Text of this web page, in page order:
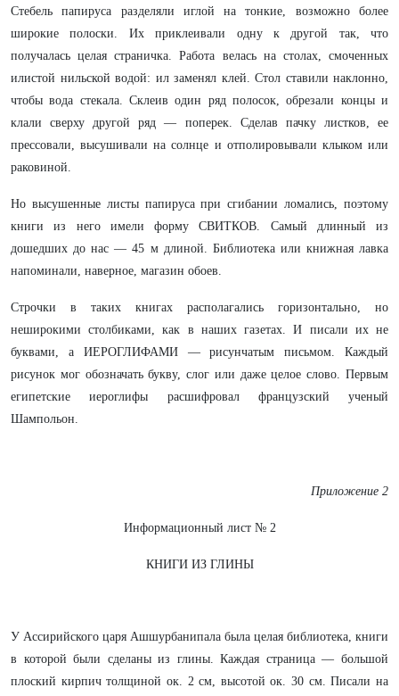
Стебель папируса разделяли иглой на тонкие, возможно более
широкие полоски. Их приклеивали одну к другой так, что
получалась целая страничка. Работа велась на столах, смоченных
илистой нильской водой: ил заменял клей. Стол ставили наклонно,
чтобы вода стекала. Склеив один ряд полосок, обрезали концы и
клали сверху другой ряд — поперек. Сделав пачку листков, ее
прессовали, высушивали на солнце и отполировывали клыком или
раковиной.
Но высушенные листы папируса при сгибании ломались, поэтому
книги из него имели форму СВИТКОВ. Самый длинный из
дошедших до нас — 45 м длиной. Библиотека или книжная лавка
напоминали, наверное, магазин обоев.
Строчки в таких книгах располагались горизонтально, но
неширокими столбиками, как в наших газетах. И писали их не
буквами, а ИЕРОГЛИФАМИ — рисунчатым письмом. Каждый
рисунок мог обозначать букву, слог или даже целое слово. Первым
египетские иероглифы расшифровал французский ученый
Шампольон.
Приложение 2
Информационный лист № 2
КНИГИ ИЗ ГЛИНЫ
У Ассирийского царя Ашшурбанипала была целая библиотека, книги
в которой были сделаны из глины. Каждая страница — большой
плоский кирпич толщиной ок. 2 см, высотой ок. 30 см. Писали на